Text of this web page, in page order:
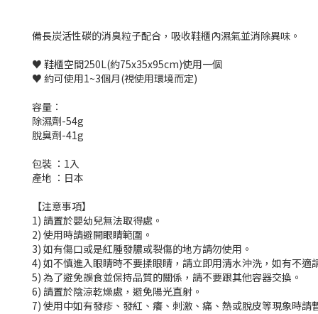
備長炭活性碳的消臭粒子配合，吸收鞋櫃內濕氣並消除異味。
♥️ 鞋櫃空間250L(約75x35x95cm)使用一個
♥️ 約可使用1~3個月(視使用環境而定)
容量：
除濕劑-54g
脫臭劑-41g
包裝 ：1入
產地 ：日本
【注意事項】
1) 請置於嬰幼兒無法取得處。
2) 使用時請避開眼睛範圍。
3) 如有傷口或是紅腫發膿或裂傷的地方請勿使用。
4) 如不慎進入眼睛時不要揉眼睛，請立即用清水沖洗，如有不適
5) 為了避免誤食並保持品質的關係，請不要跟其他容器交換。
6) 請置於陰涼乾燥處，避免陽光直射。
7) 使用中如有發疹、發紅、癢、刺激、痛、熱或脫皮等現象時